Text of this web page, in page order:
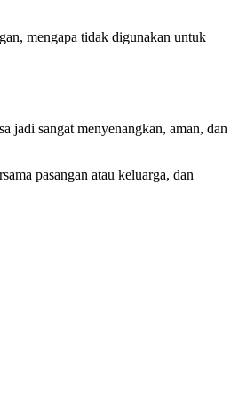
mengapa tidak digunakan untuk
jadi sangat menyenangkan, aman, dan
pasangan atau keluarga, dan